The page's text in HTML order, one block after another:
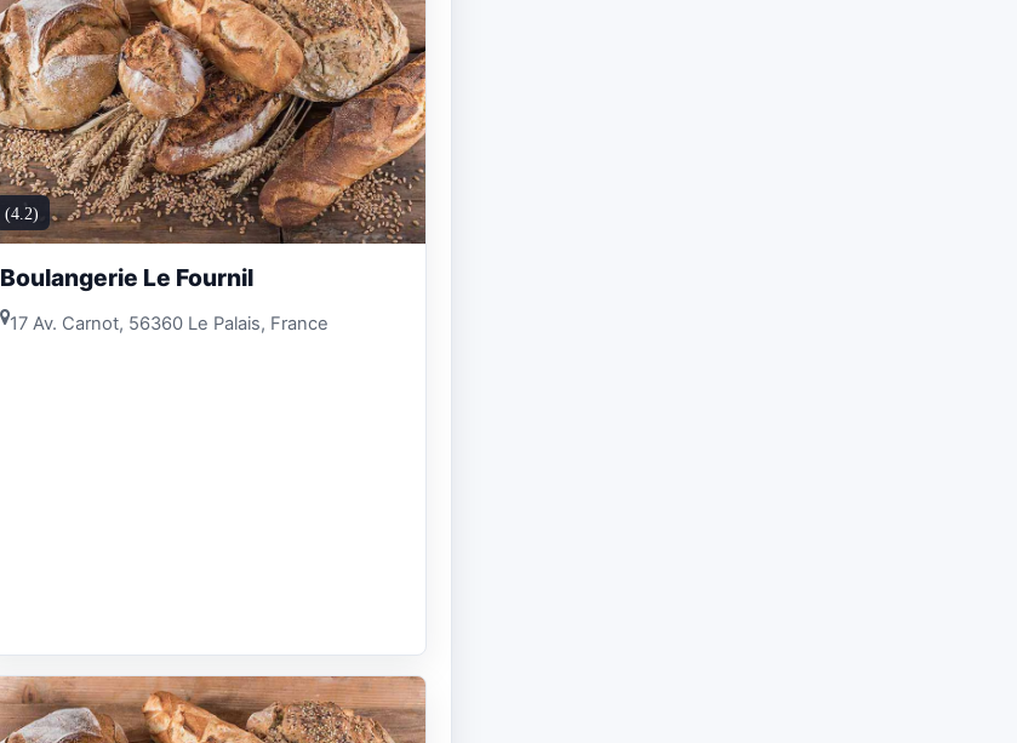
(4.2)
Boulangerie Le Fournil
17 Av. Carnot, 56360 Le Palais, France